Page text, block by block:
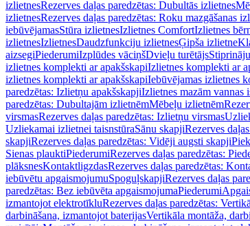
izlietnesRezerves daļas paredzētas: Dubultās izlietnes
izlietnesRezerves daļas paredzētas: Roku mazgāšanas
iebūvējamasStūra izlietnesIzlietnes ComfortIzlietnes
izlietnesIzlietnesDaudzfunkciju izlietnesĢipša izlietne
aizsegiPiederumiIzplūdes vāciņšDvieļu turētājs
izlietnes komplekti ar apakšskapiIzlietnes komplekti ar
izlietnes komplekti ar apakšskapiIebūvējamas izlietnes
paredzētas: Izlietņu apakšskapjiIzlietnes mazām vannas
paredzētas: Dubultajām izlietnēmMēbeļu izlietnēm
virsmasRezerves daļas paredzētas: Izlietņu virsmas
Uzliekamai izlietnei taisnstūraSānu skapjiRezerves
skapjiRezerves daļas paredzētas: Vidēji augsti skapji
Sienas plauktiPiederumiRezerves daļas paredzētas:
plāksnesKontaktligzdasRezerves daļas paredzētas:
iebūvētu apgaismojumuSpoguļskapjiRezerves daļas
paredzētas: Bez iebūvēta apgaismojumaPiederumi
izmantojot elektrotīkluRezerves daļas paredzētas:
darbināšana, izmantojot baterijasVertikāla montāža,